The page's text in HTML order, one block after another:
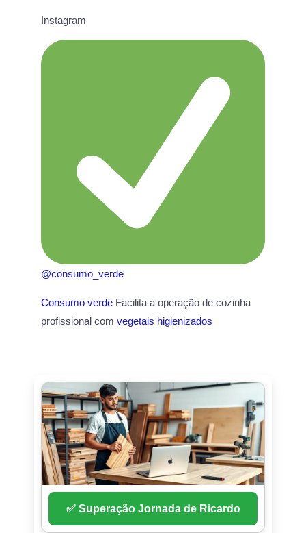
Instagram
@consumo_verde
Consumo verde Facilita a operação de cozinha
profissional com vegetais higienizados
✅ Superação Jornada de Ricardo